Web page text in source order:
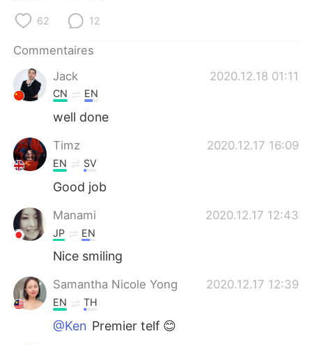
62 12
Commentaires
Jack
2020.12.18 01:11
CN EN
well done
Timz 2020.12.17 16:09
EN SV
Good job
Manami 2020.12.17 12:43
JP EN
Nice smiling
Samantha Nicole Yong 2020.12.17 12:39
EN TH
@Ken Premier telf 😊